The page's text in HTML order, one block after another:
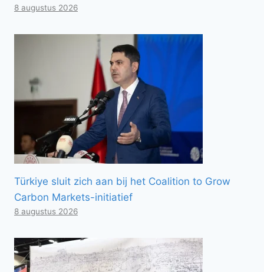
8 augustus 2026
Türkiye sluit zich aan bij het Coalition to Grow
Carbon Markets-initiatief
8 augustus 2026